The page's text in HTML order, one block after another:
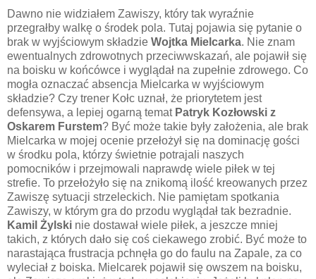
Dawno nie widziałem Zawiszy, który tak wyraźnie
przegrałby walkę o środek pola. Tutaj pojawia się pytanie o
brak w wyjściowym składzie Wojtka Mielcarka. Nie znam
ewentualnych zdrowotnych przeciwwskazań, ale pojawił się
na boisku w końcówce i wyglądał na zupełnie zdrowego. Co
mogła oznaczać absencja Mielcarka w wyjściowym
składzie? Czy trener Kołc uznał, że priorytetem jest
defensywa, a lepiej ogarną temat Patryk Kozłowski z
Oskarem Furstem? Być może takie były założenia, ale brak
Mielcarka w mojej ocenie przełożył się na dominację gości
w środku pola, którzy świetnie potrajali naszych
pomocników i przejmowali naprawdę wiele piłek w tej
strefie. To przełożyło się na znikomą ilość kreowanych przez
Zawiszę sytuacji strzeleckich. Nie pamiętam spotkania
Zawiszy, w którym gra do przodu wyglądał tak bezradnie.
Kamil Żylski nie dostawał wiele piłek, a jeszcze mniej
takich, z których dało się coś ciekawego zrobić. Być może to
narastająca frustracja pchnęła go do faulu na Zapale, za co
wyleciał z boiska. Mielcarek pojawił się owszem na boisku,